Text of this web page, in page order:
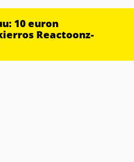
10 euron
Reactoonz-